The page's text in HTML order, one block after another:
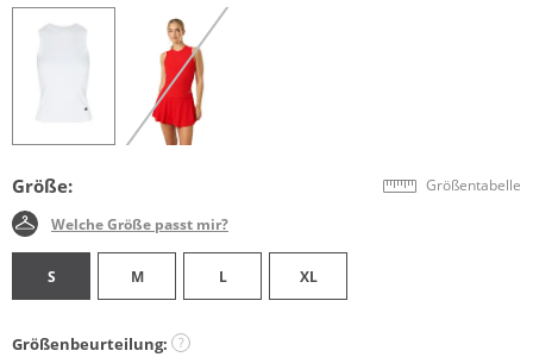
Größe: Größentabelle
Welche Größe passt mir?
S M L XL
Größenbeurteilung: ?